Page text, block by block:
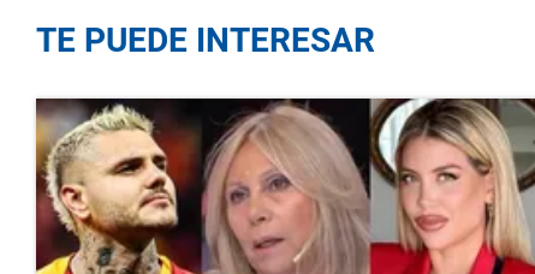
TE PUEDE INTERESAR